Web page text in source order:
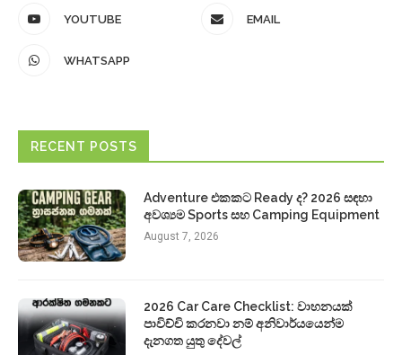
YOUTUBE EMAIL
WHATSAPP
RECENT POSTS
Adventure එකකට Ready ද? 2026 සඳහා
අවශ්‍යම Sports සහ Camping Equipment
August 7, 2026
2026 Car Care Checklist: වාහනයක්
පාවිච්චි කරනවා නම් අනිවාර්යයෙන්ම
දැනගත යුතු දේවල්